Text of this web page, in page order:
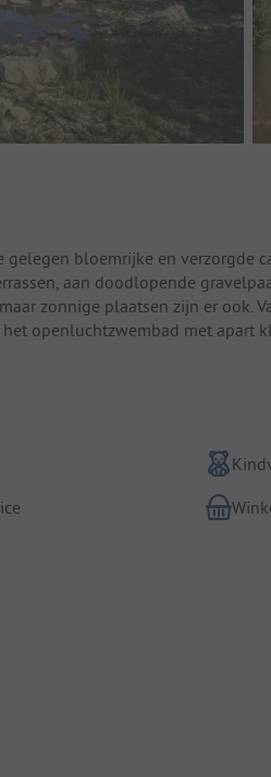
bloemrijke en verzorgde
aan doodlopende
zonnige plaatsen zijn er ook.
openluchtzwembad met apart